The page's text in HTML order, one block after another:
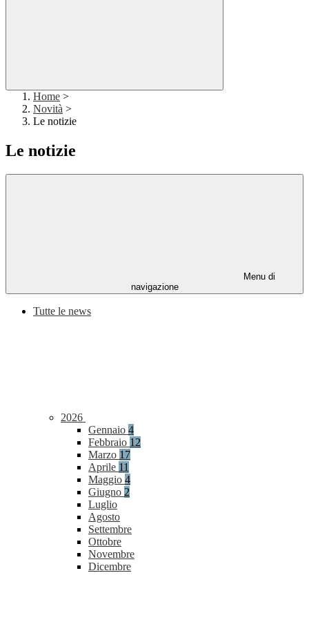
Home >
Novità >
Le notizie
Le notizie
Menu di
navigazione
Tutte le news
2026
Gennaio 4
Febbraio 12
Marzo 17
Aprile 11
Maggio 4
Giugno 2
Luglio
Agosto
Settembre
Ottobre
Novembre
Dicembre